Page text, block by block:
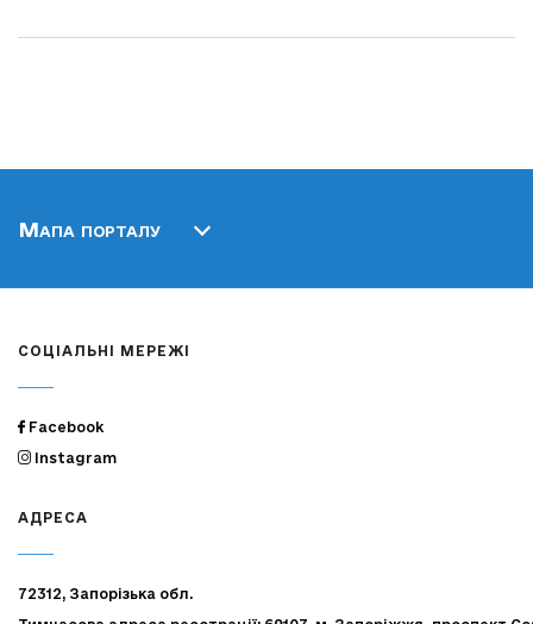
Мапа порталу
СОЦІАЛЬНІ МЕРЕЖІ
Facebook
Instagram
АДРЕСА
72312, Запорізька обл.